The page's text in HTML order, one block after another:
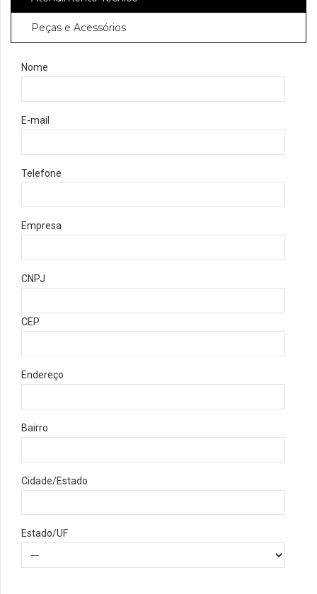
Peças e Acessórios
Nome
E-mail
Telefone
Empresa
CNPJ
CEP
Endereço
Bairro
Cidade/Estado
Estado/UF